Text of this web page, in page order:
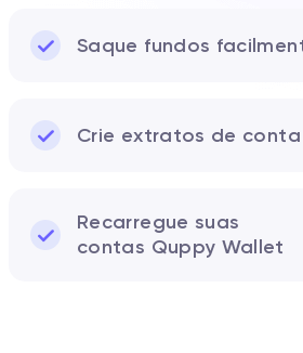
Saque fundos
Crie extratos de conta
Recarregue suas
contas Quppy Wallet